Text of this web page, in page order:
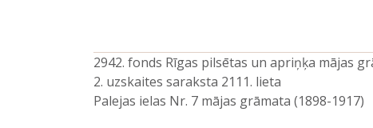
2942. fonds Rīgas pilsētas un apriņķa mājas
2. uzskaites saraksta 2111. lieta
Palejas ielas Nr. 7 mājas grāmata (1898-1917)